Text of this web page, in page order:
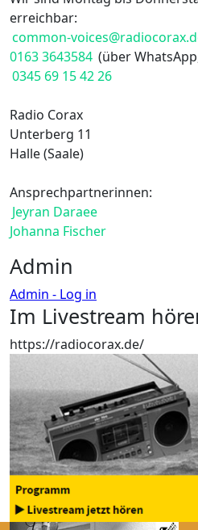
erreichbar:
common-
0163 3643584 (über
0345 69 15 42 26
Radio Corax
Unterberg 11
Halle (Saale)
Ansprechpartnerinnen:
Jeyran Daraee
Johanna Fischer
Admin
Admin - Log in
Im Livestream
https://radiocorax.de/